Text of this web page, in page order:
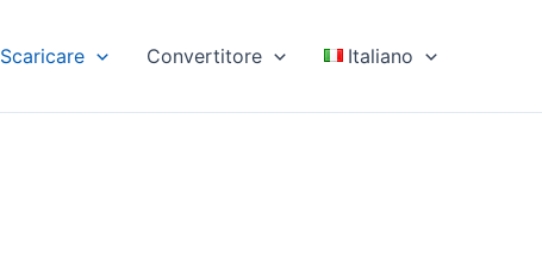
Scaricare Convertitore Italiano